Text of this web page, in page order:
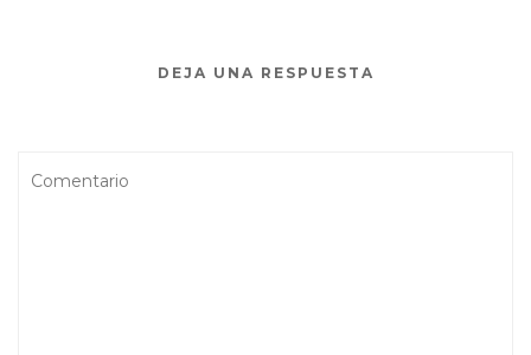
DEJA UNA RESPUESTA